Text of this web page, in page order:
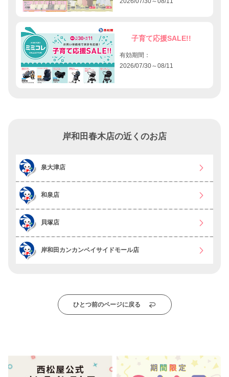
子育て応援SALE!!
有効期間：
2026/07/30～08/11
岸和田春木店の近くのお店
泉大津店
和泉店
貝塚店
岸和田カンカンベイサイドモール店
ひとつ前のページに戻る